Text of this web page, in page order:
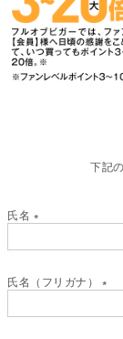
下記
氏名
必
)
氏名（フリガナ）
必